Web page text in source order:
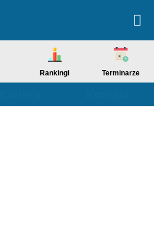
Rankingi Terminarze